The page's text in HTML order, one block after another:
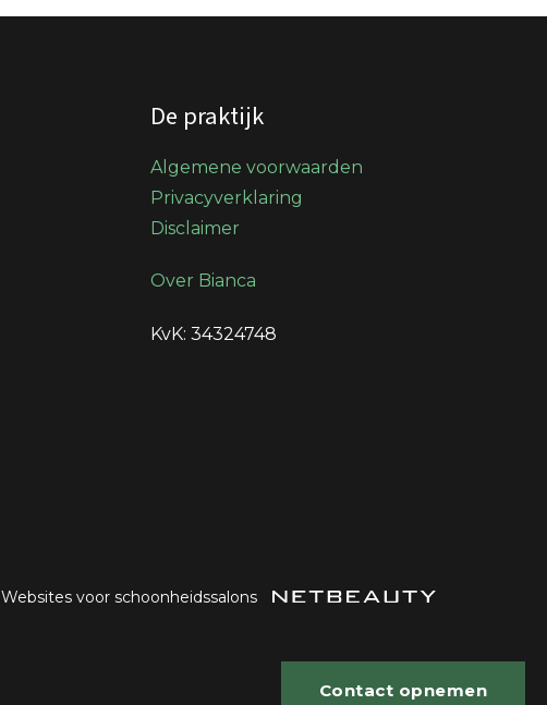
De praktijk
Algemene voorwaarden
Privacyverklaring
Disclaimer
Over Bianca
KvK: 34324748
Websites voor schoonheidssalons
Contact opnemen